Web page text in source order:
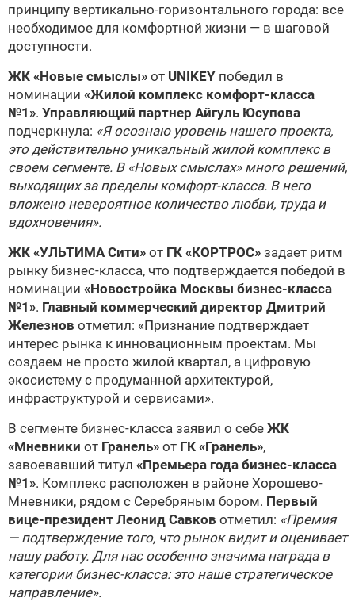
принципу вертикально-горизонтального города: все
необходимое для комфортной жизни — в шаговой
доступности.
ЖК «Новые смыслы» от UNIKEY победил в
номинации «Жилой комплекс комфорт-класса
№1». Управляющий партнер Айгуль Юсупова
подчеркнула: «Я осознаю уровень нашего проекта,
это действительно уникальный жилой комплекс в
своем сегменте. В «Новых смыслах» много решений,
выходящих за пределы комфорт-класса. В него
вложено невероятное количество любви, труда и
вдохновения».
ЖК «УЛЬТИМА Сити» от ГК «КОРТРОС» задает ритм
рынку бизнес-класса, что подтверждается победой в
номинации «Новостройка Москвы бизнес-класса
№1». Главный коммерческий директор Дмитрий
Железнов отметил: «Признание подтверждает
интерес рынка к инновационным проектам. Мы
создаем не просто жилой квартал, а цифровую
экосистему с продуманной архитектурой,
инфраструктурой и сервисами».
В сегменте бизнес-класса заявил о себе ЖК
«Мневники от Гранель» от ГК «Гранель»,
завоевавший титул «Премьера года бизнес-класса
№1». Комплекс расположен в районе Хорошево-
Мневники, рядом с Серебряным бором. Первый
вице-президент Леонид Савков отметил: «Премия
— подтверждение того, что рынок видит и оценивает
нашу работу. Для нас особенно значима награда в
категории бизнес-класса: это наше стратегическое
направление».